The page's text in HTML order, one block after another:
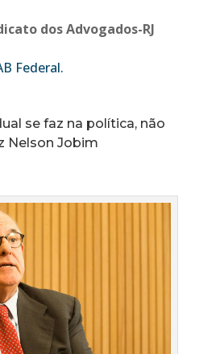
dos Advogados-RJ
Federal.
se faz na política, não
Nelson Jobim